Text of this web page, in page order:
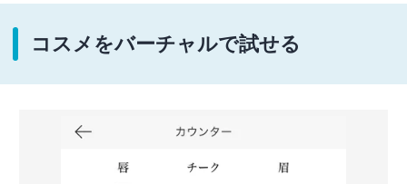
コスメをバーチャルで試せる